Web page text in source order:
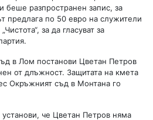
беше разпространен запис, за
предлага по 50 евро на служители
за да гласуват за
в Лом постанови Цветан Петров
от длъжност. Защитата на кмета
Окръжният съд в Монтана го
че Цветан Петров няма